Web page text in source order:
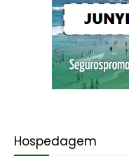
Hospedagem